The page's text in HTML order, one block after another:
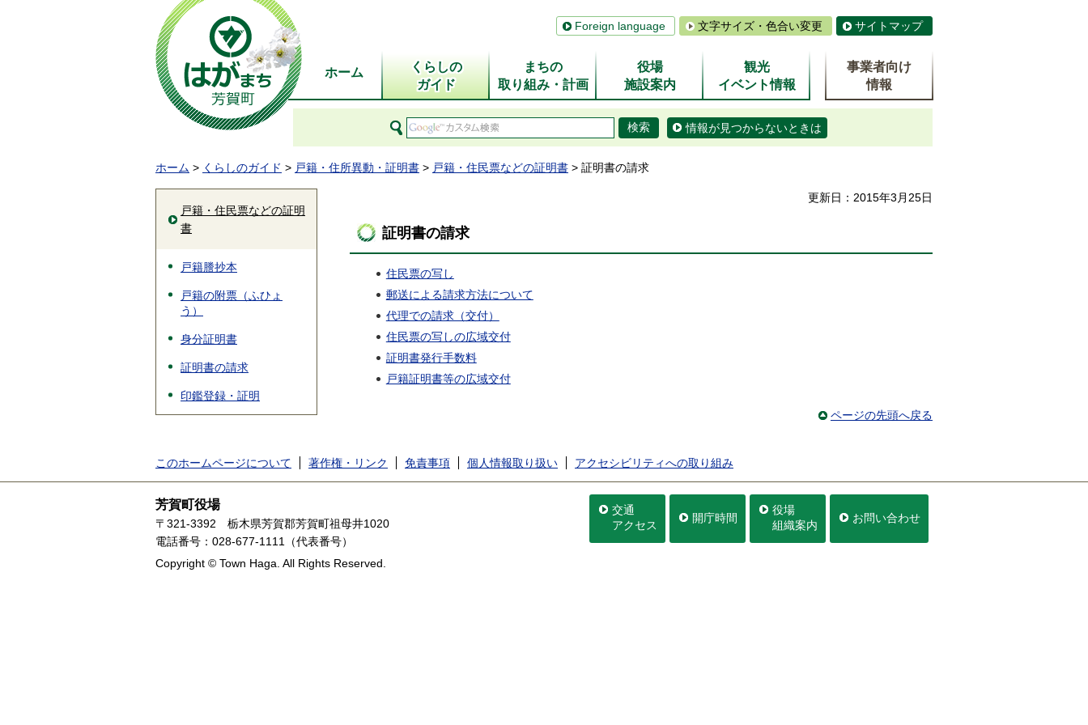
Foreign language 文字サイズ・色合い変更 サイトマップ
ホーム
くらしの
ガイド
まちの
取り組み・計画
役場
施設案内
観光
イベント情報
事業者向け
情報
情報が見つからないときは
ホーム > くらしのガイド > 戸籍・住所異動・証明書 > 戸籍・住民票などの証明書 > 証明書の請求
戸籍・住民票などの証明
書
戸籍謄抄本
戸籍の附票（ふひょ
う）
身分証明書
証明書の請求
印鑑登録・証明
更新日：2015年3月25日
証明書の請求
住民票の写し
郵送による請求方法について
代理での請求（交付）
住民票の写しの広域交付
証明書発行手数料
戸籍証明書等の広域交付
ページの先頭へ戻る
このホームページについて 著作権・リンク 免責事項 個人情報取り扱い アクセシビリティへの取り組み
芳賀町役場
〒321-3392
栃木県芳賀郡芳賀町祖母井1020
電話番号：028-677-1111（代表番号）
交通
アクセス
開庁時間
役場
組織案内
お問い合わせ
Copyright © Town Haga. All Rights Reserved.